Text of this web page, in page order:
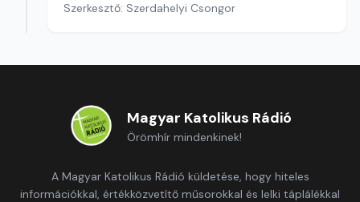
Szerkesztő: Szerdahelyi Csongor
Magyar Katolikus Rádió
Örömhír mindenkinek!
A Magyar Katolikus Rádió küldetése, hogy hiteles
információkkal, értékközvetítő műsorokkal és lelki táplálékkal